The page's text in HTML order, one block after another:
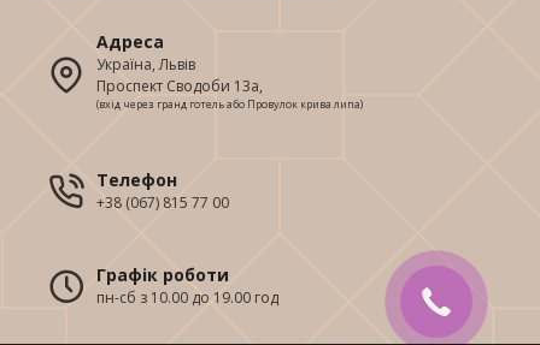
Адреса
Україна, Львів
Проспект Сводоби 13а,
(вхід через гранд готель або Провулок крива липа)
Телефон
+38 (067) 815 77 00
Графік роботи
пн-сб з 10.00 до 19.00 год